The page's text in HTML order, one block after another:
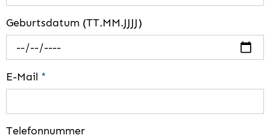
Geburtsdatum (TT.MM.JJJJ)
E-Mail *
Telefonnummer